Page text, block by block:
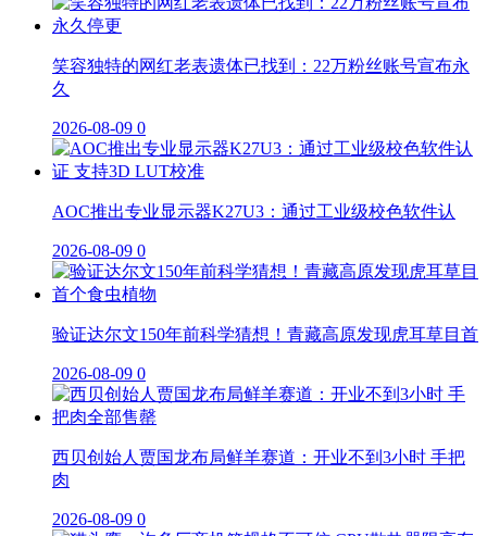
笑容独特的网红老表遗体已找到：22万粉丝账号宣布永
久
2026-08-09 0
AOC推出专业显示器K27U3：通过工业级校色软件认
2026-08-09 0
验证达尔文150年前科学猜想！青藏高原发现虎耳草目首
2026-08-09 0
西贝创始人贾国龙布局鲜羊赛道：开业不到3小时 手把
肉
2026-08-09 0